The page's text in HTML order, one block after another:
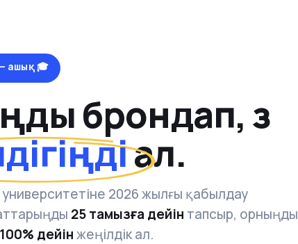
ашық 🎓
брондап, өз
ал.
2026 жылғы қабылдау
25 тамызға дейін тапсыр, орныңды
100% дейінжеңілдік ал.